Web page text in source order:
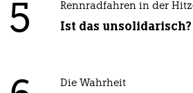
5 Rennradfahren in der
Ist das unsolidarisch?
Die Wahrheit